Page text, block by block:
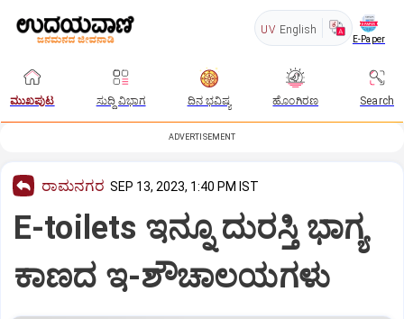
UV English
E-Paper
ಮುಖಪುಟ ಸುದ್ದಿ ವಿಭಾಗ ದಿನ ಭವಿಷ್ಯ ಹೊಂಗಿರಣ Search
ADVERTISEMENT
ರಾಮನಗರ SEP 13, 2023, 1:40 PM IST
E-toilets ಇನ್ನೂ ದುರಸ್ತಿ ಭಾಗ್ಯ
ಕಾಣದ ಇ-ಶೌಚಾಲಯಗಳು